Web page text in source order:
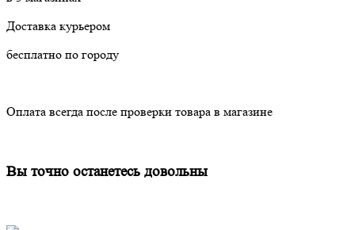
Доставка курьером
бесплатно по городу
Оплата всегда после проверки товара в магазине
Вы точно останетесь довольны